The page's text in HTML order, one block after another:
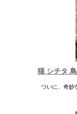
猫 シチタ
ついに、奇妙